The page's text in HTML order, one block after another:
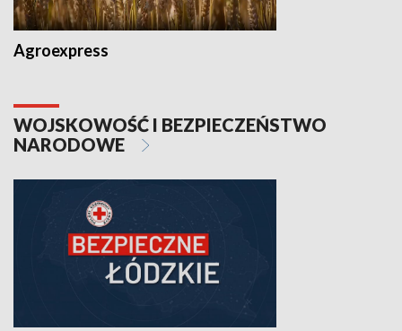
Agroexpress
WOJSKOWOŚĆ I BEZPIECZEŃSTWO
NARODOWE